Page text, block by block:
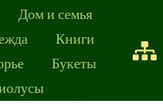
Дом и семья
Книги
Букеты